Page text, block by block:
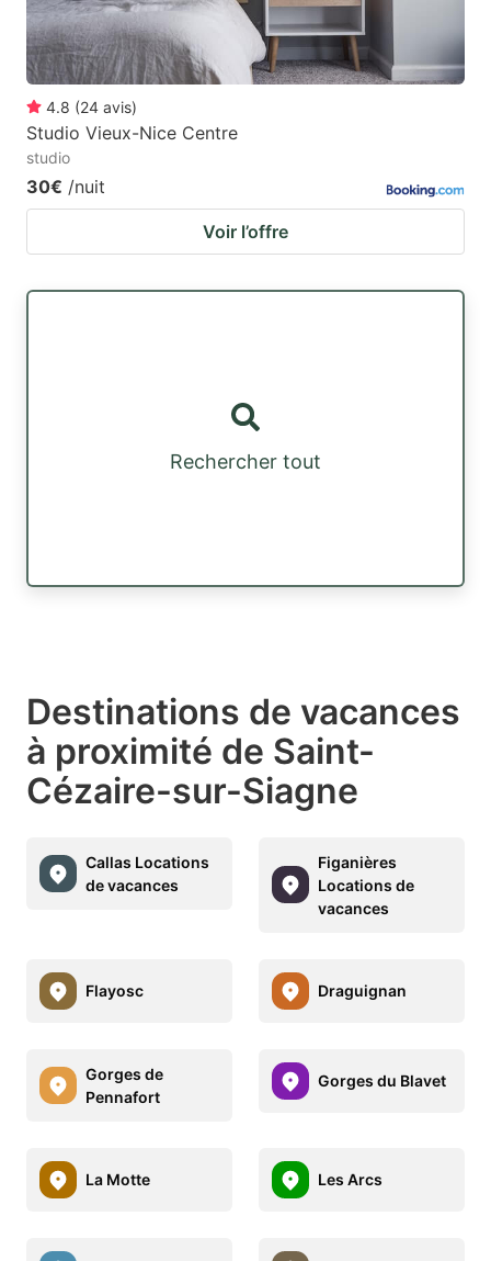
4.8 (24 avis)
Studio Vieux-Nice Centre
studio
30€ /nuit
Voir l’offre
Rechercher tout
Destinations de vacances
à proximité de Saint-
Cézaire-sur-Siagne
Callas Locations
de vacances
Figanières
Locations de
vacances
Flayosc Draguignan
Gorges de
Pennafort
Gorges du Blavet
La Motte Les Arcs